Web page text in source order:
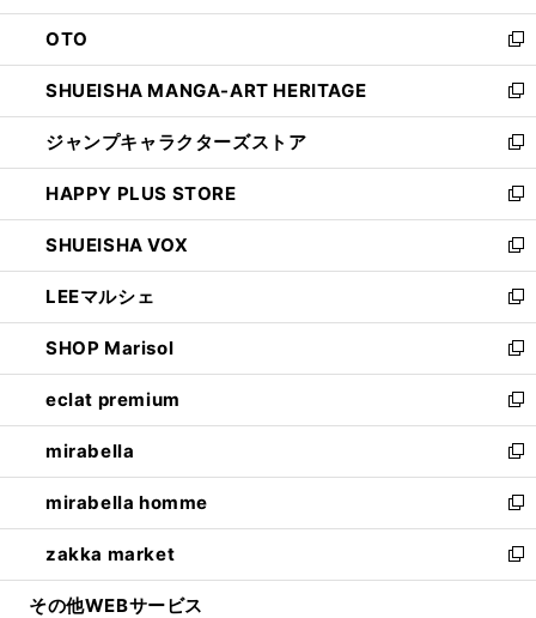
ウ
で
開
く
ン
ド
ウ
で
開
く
OTO
新
し
い
ウ
ィ
ン
ド
ウ
で
開
く
SHUEISHA MANGA-ART HERITAGE
新
し
い
ウ
ィ
ン
ド
ウ
で
開
く
ジャンプキャラクターズストア
新
し
い
ウ
ィ
ン
ド
ウ
で
開
く
HAPPY PLUS STORE
新
し
い
ウ
ィ
ン
ド
ウ
で
開
く
SHUEISHA VOX
新
し
い
ウ
ィ
ン
ド
ウ
で
開
く
LEEマルシェ
新
し
い
ウ
ィ
ン
ド
ウ
で
開
く
SHOP Marisol
新
し
い
ウ
ィ
ン
ド
ウ
で
開
eclat premium
新
し
い
ウ
ィ
ン
ド
ウ
mirabella
新
し
い
ウ
ィ
ン
mirabella homme
新
し
い
ウ
zakka market
新
し
その他WEBサービス